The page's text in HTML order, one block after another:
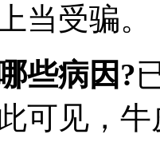
当受骗。
些病因?
可见，